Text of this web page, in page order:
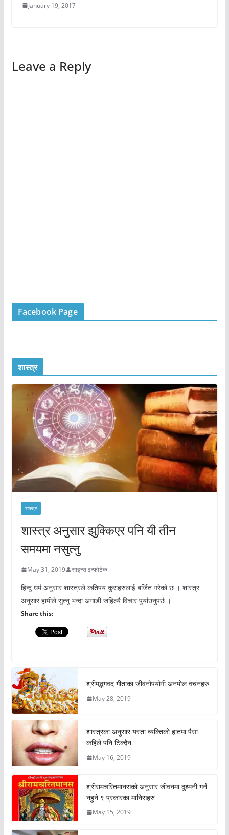
January 19, 2017
Leave a Reply
Facebook Page
शास्त्र
शास्त्र
शास्त्र अनुसार झुक्किएर पनि यी तीन
समयमा नसुत्नु
May 31, 2019 साइन्स इन्फोटेक
हिन्दु धर्म अनुसार शास्त्रले कतिपय कुराहरुलाई बर्जित गरेको छ । शास्त्र
अनुसार हामीले सुत्नु भन्दा अगाडी जहिल्यै विचार पुर्याउनुपर्छ ।
Share this:
श्रीमद्भगवद गीताका जीवनोपयोगी अनमोल वचनहरु
May 28, 2019
शास्त्रका अनुसार यस्ता व्यक्तिको हातमा पैसा
कहिले पनि टिक्दैन
May 16, 2019
श्रीरामचरितमानसको अनुसार जीवनमा दुश्मनी गर्न
नहुने ९ प्रकारका मानिसहरु
May 15, 2019